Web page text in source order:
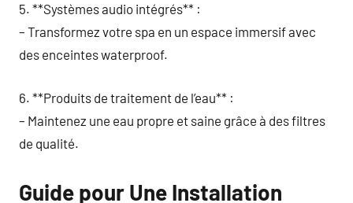
5. **Systèmes audio intégrés** :
– Transformez votre spa en un espace immersif avec
des enceintes waterproof.
6. **Produits de traitement de l’eau** :
– Maintenez une eau propre et saine grâce à des filtres
de qualité.
Guide pour Une Installation